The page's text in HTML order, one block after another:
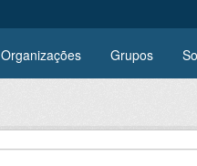
Organizações Grupos